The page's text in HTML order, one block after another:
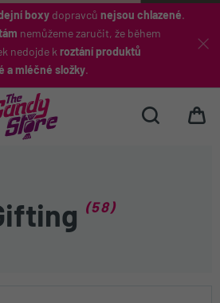
boxy dopravců nejsou chlazené.
nemůžeme zaručit, že během
nedojde k roztání produktů
a mléčné složky.
Hledat
(58)